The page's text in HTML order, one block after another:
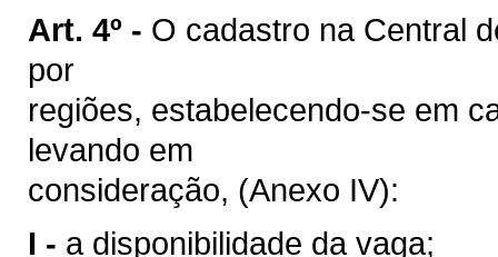
Art. 4º - O cadastro na Central
por
regiões, estabelecendo-se em
levando em
consideração, (Anexo IV):
I - a disponibilidade da vaga;